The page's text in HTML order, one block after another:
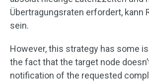
Übertragungsraten erfordert, kann
sein.
However, this strategy has some
the fact that the target node
notification of the requested